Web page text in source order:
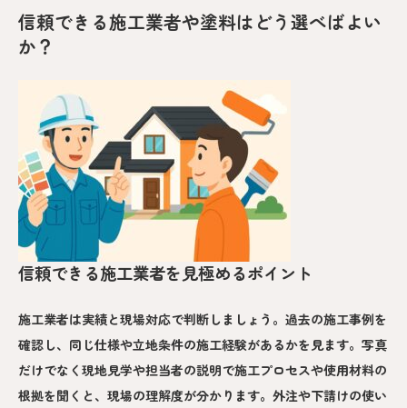
信頼できる施工業者や塗料はどう選べばよい
か？
信頼できる施工業者を見極めるポイント
施工業者は実績と現場対応で判断しましょう。過去の施工事例を
確認し、同じ仕様や立地条件の施工経験があるかを見ます。写真
だけでなく現地見学や担当者の説明で施工プロセスや使用材料の
根拠を聞くと、現場の理解度が分かります。外注や下請けの使い